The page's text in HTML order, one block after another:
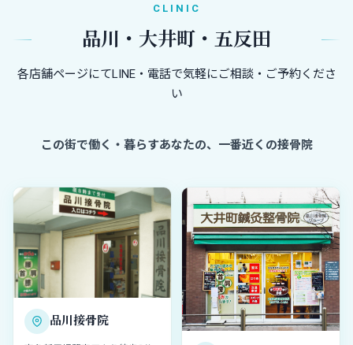
CLINIC
品川・大井町・五反田
各店舗ページにてLINE・電話で気軽にご相談・ご予約くださ
い
この街で働く・暮らすあなたの、一番近くの接骨院
品川接骨院